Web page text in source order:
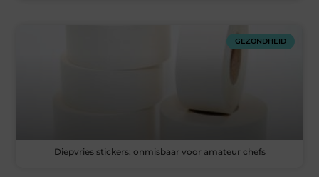
GEZONDHEID
Diepvries stickers: onmisbaar voor amateur chefs